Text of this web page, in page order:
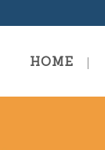
HOME